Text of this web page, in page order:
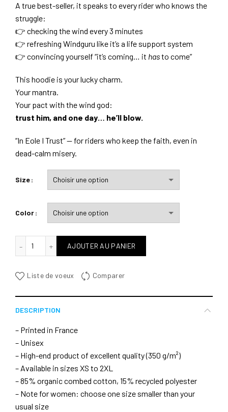
A true best-seller, it speaks to every rider who knows the
struggle:
👉 checking the wind every 3 minutes
👉 refreshing Windguru like it’s a life support system
👉 convincing yourself “it’s coming… it hasto come”
This hoodie is your lucky charm.
Your mantra.
Your pact with the wind god:
trust him, and one day… he’ll blow.
“In Eole I Trust” — for riders who keep the faith, even in
dead-calm misery.
Size
Color
AJOUTER AU PANIER
Liste de voeux Comparer
DESCRIPTION
– Printed in France
– Unisex
– High-end product of excellent quality (350 g/m²)
– Available in sizes XS to 2XL
– 85% organic combed cotton, 15% recycled polyester
– Note for women: choose one size smaller than your
usual size